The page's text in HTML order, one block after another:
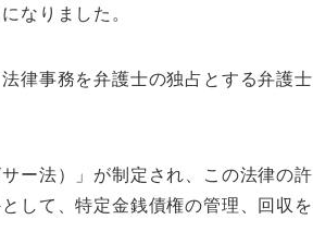
なりました。
律事務を弁護士の独占とする弁護士
ー法）」が制定され、この法律の許
して、特定金銭債権の管理、回収を